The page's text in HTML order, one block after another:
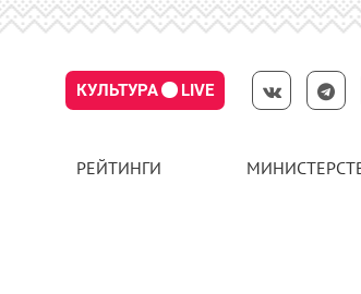
КУЛЬТУРА LIVE
РЕЙТИНГИ